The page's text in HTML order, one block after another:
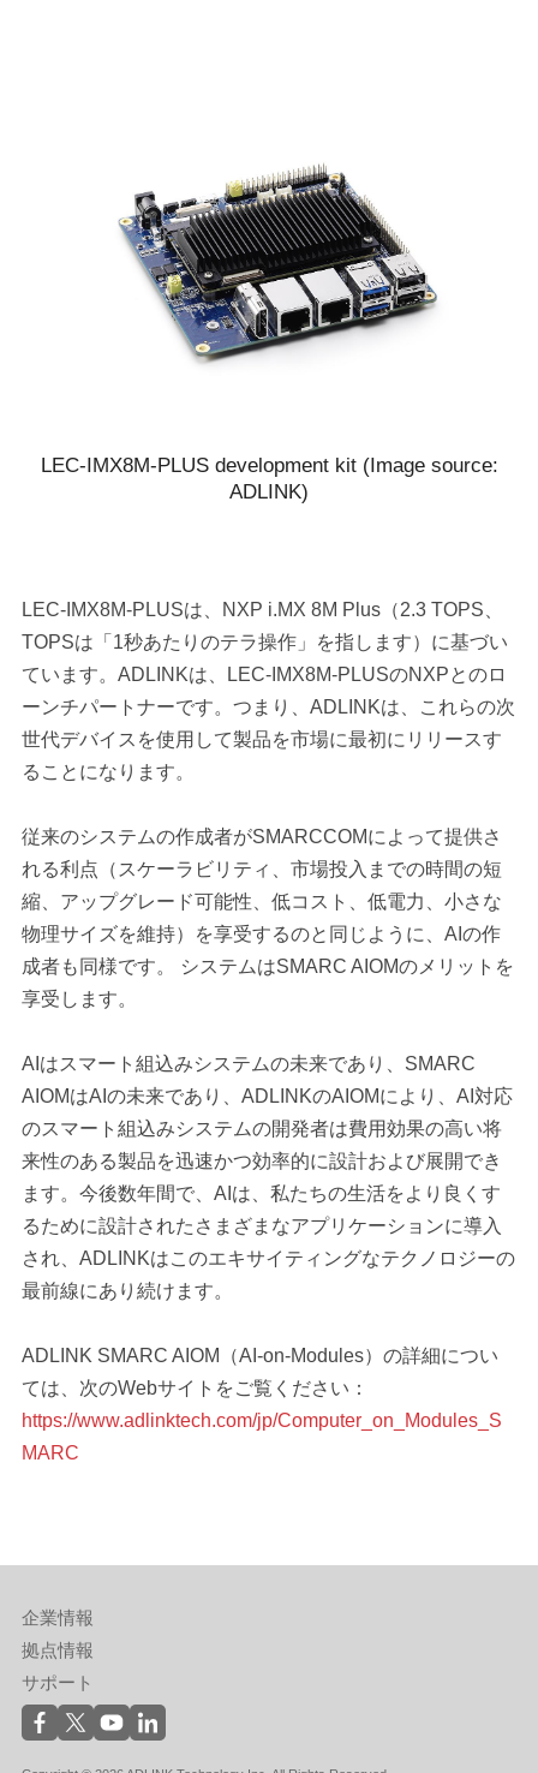
LEC-IMX8M-PLUS development kit (Image source:
ADLINK)
LEC-IMX8M-PLUSは、NXP i.MX 8M Plus（2.3 TOPS、
TOPSは「1秒あたりのテラ操作」を指します）に基づい
ています。ADLINKは、LEC-IMX8M-PLUSのNXPとのロ
ーンチパートナーです。つまり、ADLINKは、これらの次
世代デバイスを使用して製品を市場に最初にリリースす
ることになります。
従来のシステムの作成者がSMARCCOMによって提供さ
れる利点（スケーラビリティ、市場投入までの時間の短
縮、アップグレード可能性、低コスト、低電力、小さな
物理サイズを維持）を享受するのと同じように、AIの作
成者も同様です。 システムはSMARC AIOMのメリットを
享受します。
AIはスマート組込みシステムの未来であり、SMARC
AIOMはAIの未来であり、ADLINKのAIOMにより、AI対応
のスマート組込みシステムの開発者は費用効果の高い将
来性のある製品を迅速かつ効率的に設計および展開でき
ます。今後数年間で、AIは、私たちの生活をより良くす
るために設計されたさまざまなアプリケーションに導入
され、ADLINKはこのエキサイティングなテクノロジーの
最前線にあり続けます。
ADLINK SMARC AIOM（AI-on-Modules）の詳細につい
ては、次のWebサイトをご覧ください：
https://www.adlinktech.com/jp/Computer_on_Modules_S
MARC
企業情報
拠点情報
サポート